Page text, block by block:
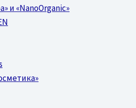
и «NanoOrganic»